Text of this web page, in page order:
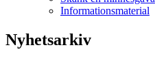
Informationsmaterial
Nyhetsarkiv